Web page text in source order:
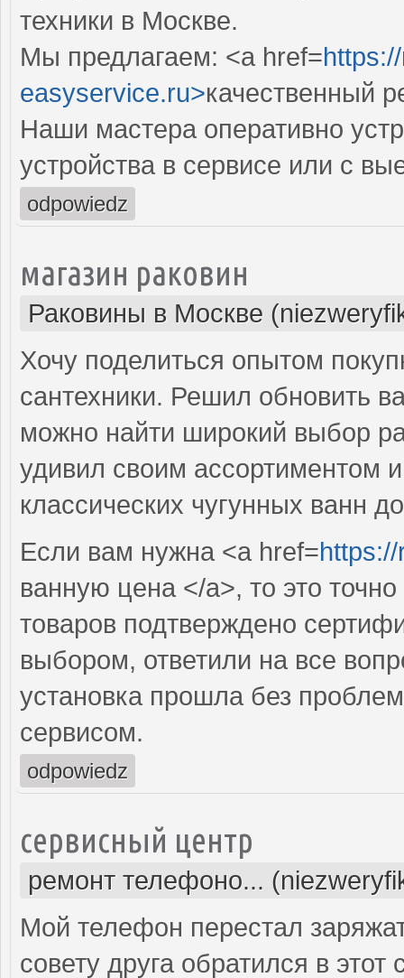
техники в Москве.
Мы предлагаем: <a href=
easyservice.ru>качественный
Наши мастера оперативно
устройства в сервисе или с
odpowiedz
магазин раковин
Раковины в Москве
Хочу поделиться опытом
сантехники. Решил обновить
можно найти широкий выбор
удивил своим ассортиментом
классических чугунных ванн
Если вам нужна <a href=
ванную цена </a>, то это
товаров подтверждено
выбором, ответили на все
установка прошла без
сервисом.
odpowiedz
сервисный центр
ремонт телефоно...
Мой телефон перестал
совету друга обратился в